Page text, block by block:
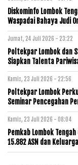
Diskominfo Lombok
Waspadai Bahaya Judi
Jumat, 24 Juli 2026 - 23:22
Poltekpar Lombok dan
Siapkan Talenta
Kamis, 23 Juli 2026 - 22:56
Poltekpar Lombok
Seminar Pencegahan
Kamis, 23 Juli 2026 - 08:04
Pemkab Lombok
15.882 ASN dan